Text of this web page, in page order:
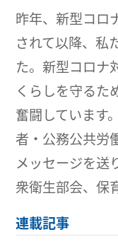
昨年、新型コロ
されて以降、私
た。新型コロナ
くらしを守るた
奮闘しています
者・公務公共労
メッセージを送
衆衛生部会、保
連載記事